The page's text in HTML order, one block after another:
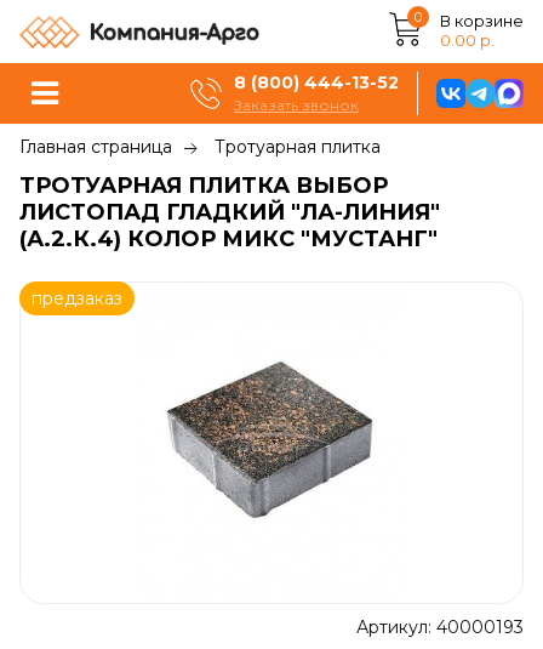
0
В корзине
0.00 р.
8 (800) 444-13-52
Заказать звонок
Главная страница Тротуарная плитка
ТРОТУАРНАЯ ПЛИТКА ВЫБОР
ЛИСТОПАД ГЛАДКИЙ "ЛА-ЛИНИЯ"
(А.2.К.4) КОЛОР МИКС "МУСТАНГ"
предзаказ
Артикул: 40000193